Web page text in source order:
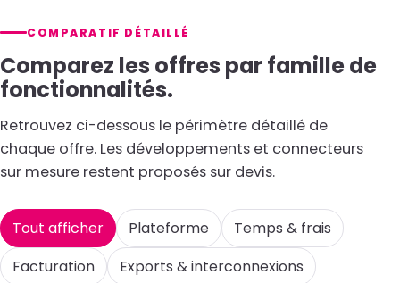
COMPARATIF DÉTAILLÉ
Comparez les offres par famille de
fonctionnalités.
Retrouvez ci-dessous le périmètre détaillé de
chaque offre. Les développements et connecteurs
sur mesure restent proposés sur devis.
Tout afficher Plateforme
Temps & frais
Facturation
Exports & interconnexions